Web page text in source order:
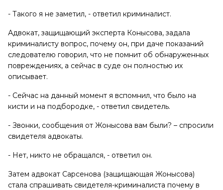
- Такого я не заметил, - ответил криминалист.
Адвокат, защищающий эксперта Конысова, задала
криминалисту вопрос, почему он, при даче показаний
следователю говорил, что не помнит об обнаруженных
повреждениях, а сейчас в суде он полностью их
описывает.
- Сейчас на данный момент я вспомнил, что было на
кисти и на подбородке, - ответил свидетель.
- Звонки, сообщения от Жонысова вам были? – спросили
свидетеля адвокаты.
- Нет, никто не обращался, - ответил он.
Затем адвокат Сарсенова (защищающая Жонысова)
стала спрашивать свидетеля-криминалиста почему в